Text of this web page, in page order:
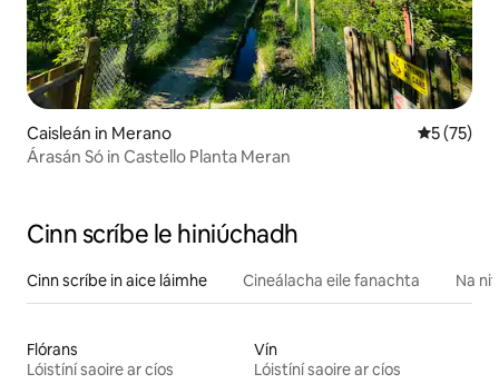
Caisleán in Merano
5 (75)
Árasán Só in Castello Planta Meran
Cinn scríbe le hiniúchadh
Cinn scríbe in aice láimhe Cineálacha eile fanachta Na
Flórans
Lóistíní saoire ar cíos
Vín
Lóistíní saoire ar cíos